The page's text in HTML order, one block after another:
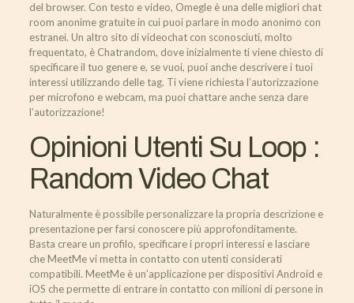
del browser. Con testo e video, Omegle è una delle migliori chat
room anonime gratuite in cui puoi parlare in modo anonimo con
estranei. Un altro sito di videochat con sconosciuti, molto
frequentato, è Chatrandom, dove inizialmente ti viene chiesto di
specificare il tuo genere e, se vuoi, puoi anche descrivere i tuoi
interessi utilizzando delle tag. Ti viene richiesta l’autorizzazione
per microfono e webcam, ma puoi chattare anche senza dare
l’autorizzazione!
Opinioni Utenti Su Loop :
Random Video Chat
Naturalmente è possibile personalizzare la propria descrizione e
presentazione per farsi conoscere più approfonditamente.
Basta creare un profilo, specificare i propri interessi e lasciare
che MeetMe vi metta in contatto con utenti considerati
compatibili. MeetMe è un’applicazione per dispositivi Android e
iOS che permette di entrare in contatto con milioni di persone in